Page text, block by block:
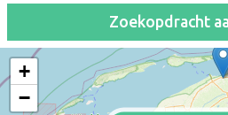
Zoekopdracht
+
−